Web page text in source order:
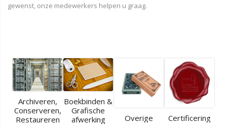
gewenst, onze medewerkers helpen u graag.
Archiveren,
Conserveren,
Restaureren
Boekbinden &
Grafische
afwerking
Overige Certificering